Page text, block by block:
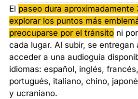
El paseo dura aproximadamente
explorar los puntos más
preocuparse por el tránsito ni
cada lugar. Al subir, se entregan
acceder a una audioguía
idiomas: español, inglés,
portugués, italiano, chino,
y ucraniano.